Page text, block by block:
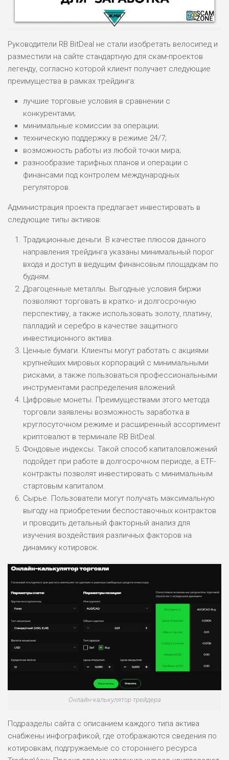
НАЗВАНИЕ
РИСКИ: НИЗКИЕ
ДОХОД: ВЫСОКИЙ
БЮДЖЕТ: ВЫСОКИЙ
РИСКИ: СРЕДНИЕ
БЮДЖЕТ: НИЗКИЙ
ДОХОД: НИЗКИЙ
БЮДЖЕТ: НИЗКИЙ
ОБЗОР
ПОДОЙДЕТ
ВСЕМ
РИСКИ: НИЗКИЕ
ДОХОД: СРЕДНИЙ
БЮДЖЕТ: НИЗКИЙ
Руководители RB BitDeal не стали изобретать велосипед и
разместили на сайте стандартную для скам-проектов
легенду, согласно которой клиент получает следующие
преимущества в рамках трейдинга:
лучшие торговые условия в сравнении с
конкурентами;
минимальные комиссии за операции;
техническую поддержку в режиме 24/7;
возможность работы из любой точки мира;
разнообразие тарифных планов и операции с
финансами под контролем международных
регуляторов.
Администрация проекта предлагает инвестировать в
следующие типы активов:
Традиционные деньги. В качестве плюсов данного
направления трейдинга указаны минимальный порог
входа и доступ в ведущим финансовым площадкам по
будням.
Драгоценные металлы. Выгодные условия биржи
позволяют торговать в кратко- и долгосрочную
перспективу, а также использовать золоту, платину,
палладий и серебро в качестве защитного
инвестиционного актива.
Ценные бумаги. Клиенты могут работать с акциями
крупнейших мировых корпораций с минимальными
рисками, а также пользоваться профессиональными
инструментами распределения вложений.
Цифровые монеты. Преимуществами этого метода
торговли заявлены возможность заработка в
круглосуточном режиме и расширенный ассортимент
криптовалют в терминале RB BitDeal.
Фондовые индексы. Такой способ капиталовложений
подойдет при работе в долгосрочном периоде, а ETF-
контракты позволят инвестировать с минимальным
стартовым капиталом.
Сырье. Пользователи могут получать максимальную
выгоду на приобретении беспоставочных контрактов
и проводить детальный факторный анализ для
изучения воздействия различных факторов на
динамику котировок.
Онлайн-калькулятор трейдера
Подразделы сайта с описанием каждого типа актива
снабжены инфографикой, где отображаются сведения по
котировкам, подгружаемые со стороннего ресурса